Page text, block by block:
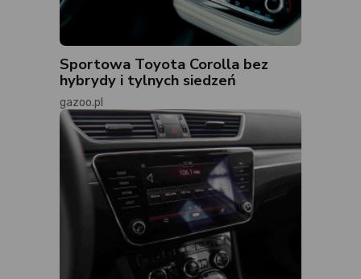
Sportowa Toyota Corolla bez
hybrydy i tylnych siedzeń
gazoo.pl